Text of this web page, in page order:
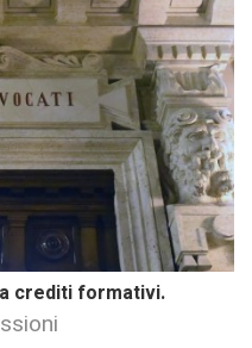
crediti formativi.